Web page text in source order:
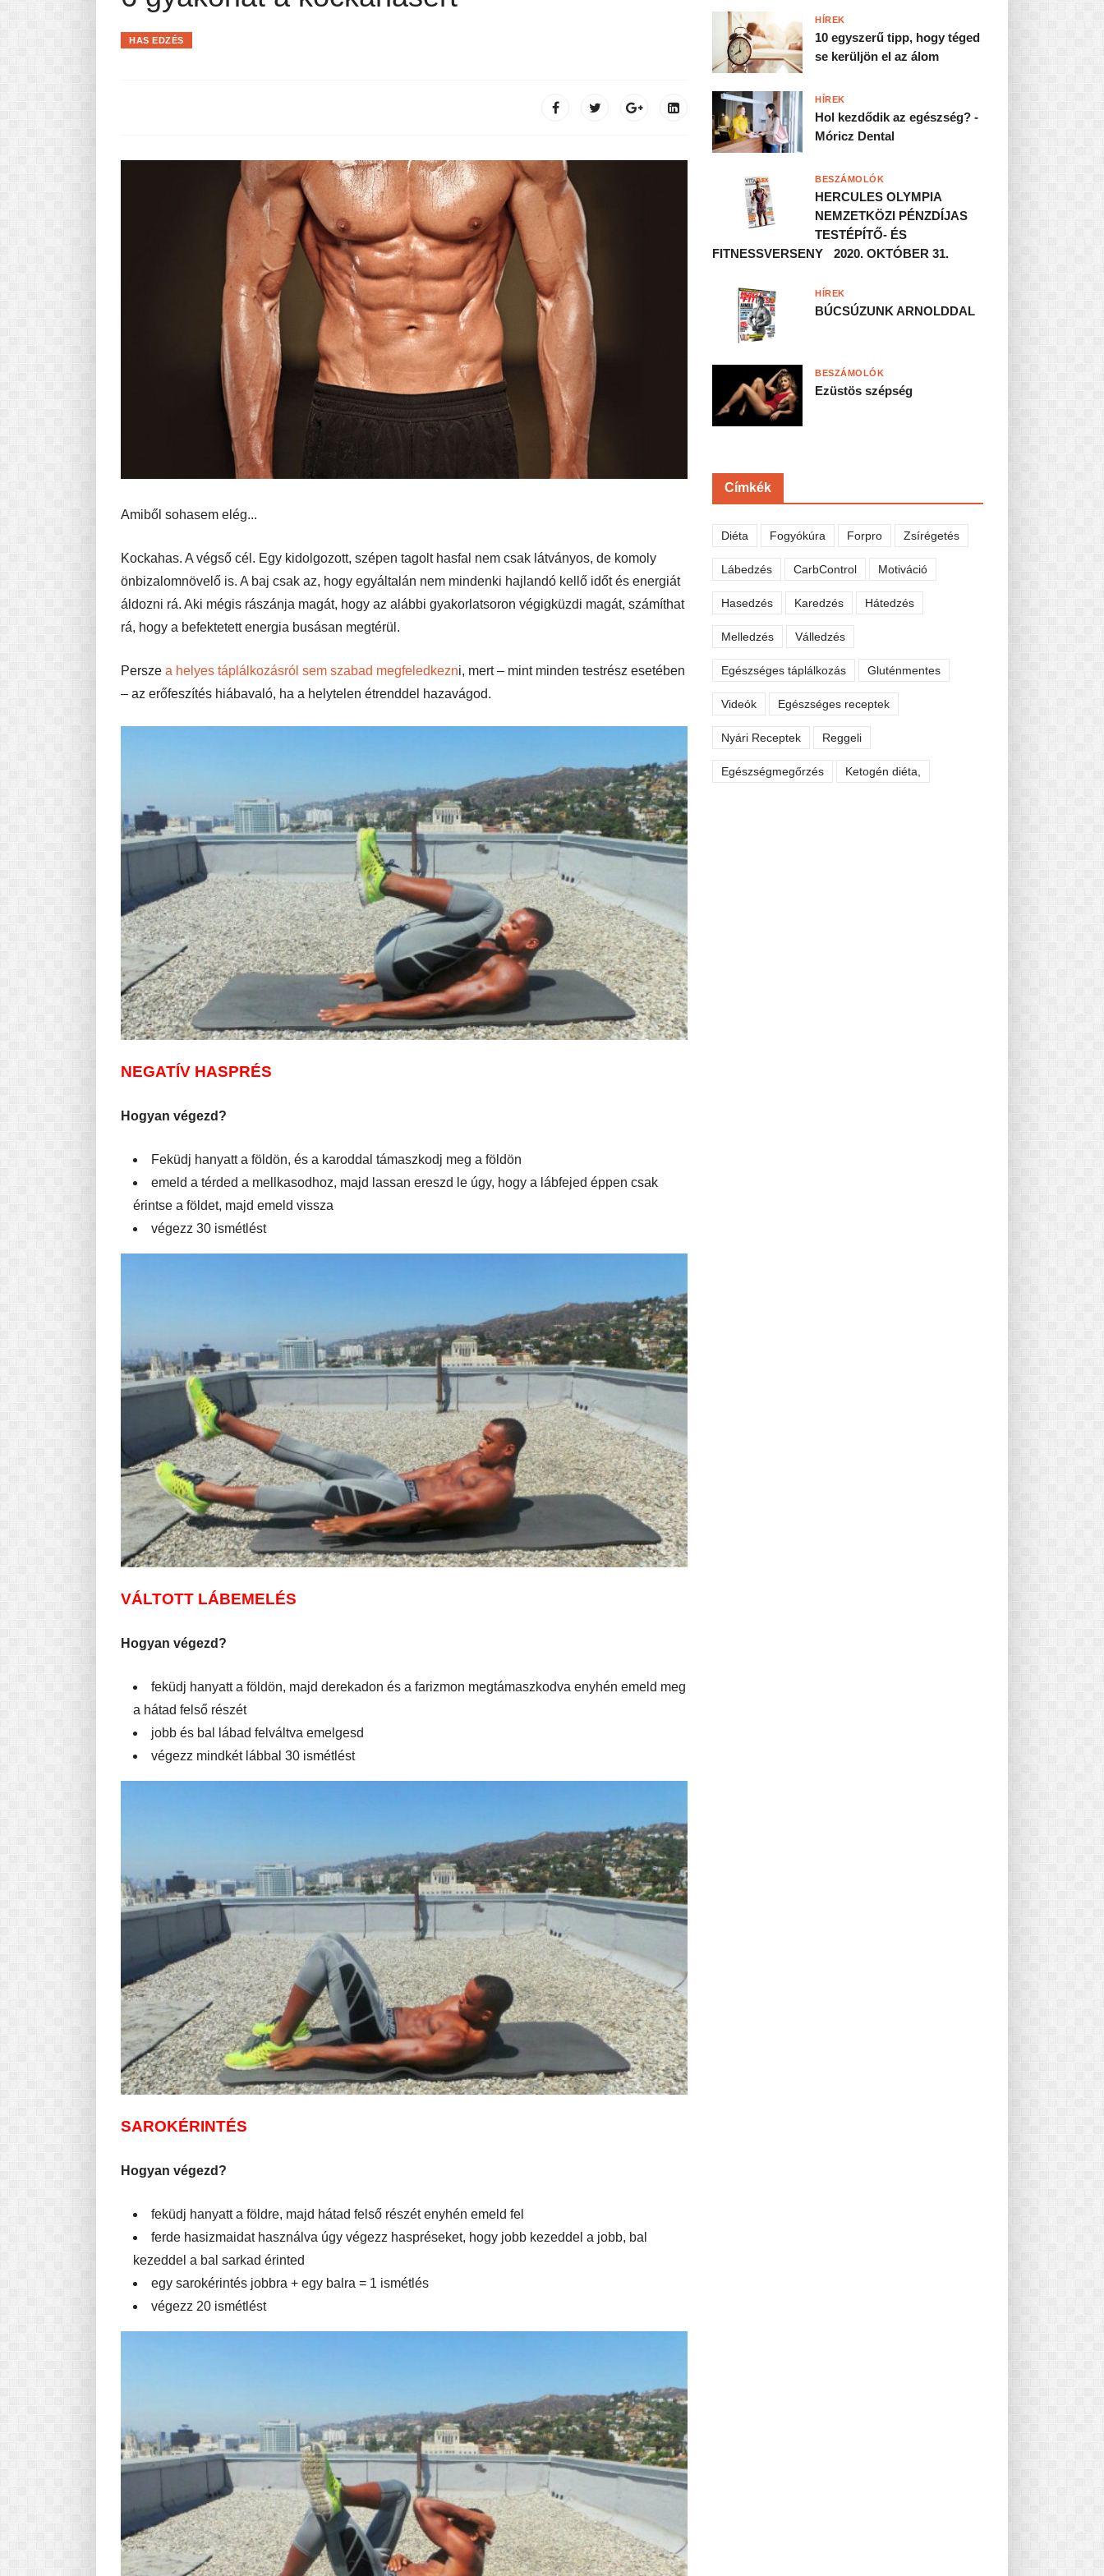
HAS EDZÉS
Amiből sohasem elég...
Kockahas. A végső cél. Egy kidolgozott, szépen tagolt hasfal nem csak látványos, de komoly
önbizalomnövelő is. A baj csak az, hogy egyáltalán nem mindenki hajlandó kellő időt és energiát
áldozni rá. Aki mégis rászánja magát, hogy az alábbi gyakorlatsoron végigküzdi magát, számíthat
rá, hogy a befektetett energia busásan megtérül.
Persze a helyes táplálkozásról sem szabad megfeledkezni, mert – mint minden testrész esetében
– az erőfeszítés hiábavaló, ha a helytelen étrenddel hazavágod.
NEGATÍV HASPRÉS
Hogyan végezd?
Feküdj hanyatt a földön, és a karoddal támaszkodj meg a földön
emeld a térded a mellkasodhoz, majd lassan ereszd le úgy, hogy a lábfejed éppen csak
érintse a földet, majd emeld vissza
végezz 30 ismétlést
VÁLTOTT LÁBEMELÉS
Hogyan végezd?
feküdj hanyatt a földön, majd derekadon és a farizmon megtámaszkodva enyhén emeld meg
a hátad felső részét
jobb és bal lábad felváltva emelgesd
végezz mindkét lábbal 30 ismétlést
SAROKÉRINTÉS
Hogyan végezd?
feküdj hanyatt a földre, majd hátad felső részét enyhén emeld fel
ferde hasizmaidat használva úgy végezz haspréseket, hogy jobb kezeddel a jobb, bal
kezeddel a bal sarkad érinted
egy sarokérintés jobbra + egy balra = 1 ismétlés
végezz 20 ismétlést
10 egyszerű tipp, hogy téged
se kerüljön el az álom
HÍREK
Hol kezdődik az egészség? -
Móricz Dental
HÍREK
HERCULES OLYMPIA
NEMZETKÖZI PÉNZDÍJAS
TESTÉPÍTŐ- ÉS
FITNESSVERSENY 2020. OKTÓBER 31.
BESZÁMOLÓK
BÚCSÚZUNK ARNOLDDAL
HÍREK
Ezüstös szépség
BESZÁMOLÓK
Címkék
Diéta Fogyókúra Forpro Zsírégetés
Lábedzés CarbControl Motiváció
Hasedzés Karedzés Hátedzés
Melledzés Válledzés
Egészséges táplálkozás Gluténmentes
Videók Egészséges receptek
Nyári Receptek Reggeli
Egészségmegőrzés Ketogén diéta,